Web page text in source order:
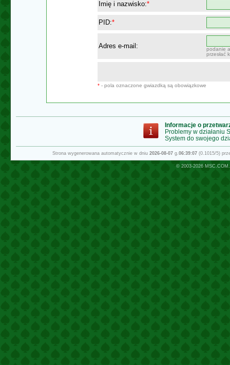
Imię i nazwisko:*
PID:*
Adres e-mail:
podanie
przesłać
* - pola oznaczone gwiazdką są obowiązkowe
Informacje o
Problemy w działaniu
System do swojego
Strona wygenerowana automatycznie w dniu 2026-08-07g.06:39:07(0.1015/5)
© 2003-2026